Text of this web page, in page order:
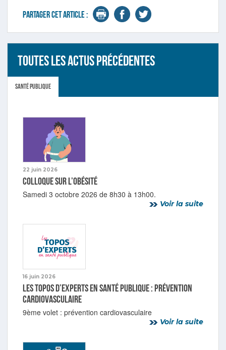
Partager cet article :
Toutes les actus précédentes
Santé publique
22 juin 2026
Colloque sur l’obésité
Samedi 3 octobre 2026 de 8h30 à 13h00.
Voir la suite
16 juin 2026
Les topos d’experts en Santé publique : prévention
cardiovasculaire
9ème volet : prévention cardiovasculaire
Voir la suite